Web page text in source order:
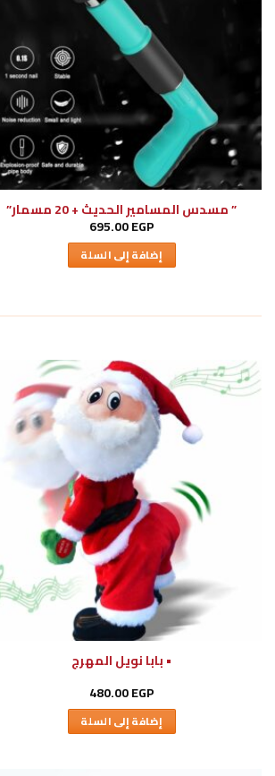
” مسدس المسامير الحديث + 20 مسمار”
695.00EGP
إضافة إلى السلة
• بابا نويل المهرج
480.00EGP
إضافة إلى السلة